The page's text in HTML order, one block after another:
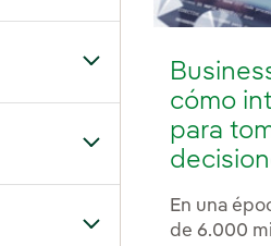
cómo
para
En una
de 6.000
Alternar el submenú
Alternar el submenú
Alternar el submenú